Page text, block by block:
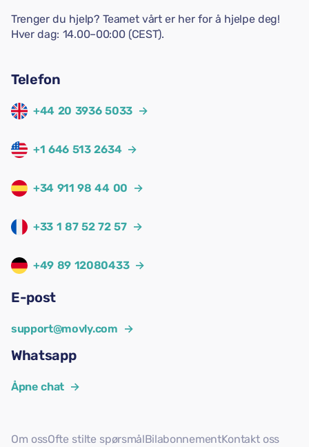
Trenger du hjelp? Teamet vårt er her for å hjelpe deg!
Hver dag: 14.00–00:00 (CEST).
Telefon
+44 20 3936 5033 →
+1 646 513 2634 →
+34 911 98 44 00 →
+33 1 87 52 72 57 →
+49 89 12080433 →
E-post
support@movly.com →
Whatsapp
Åpne chat →
Om ossOfte stilte spørsmålBilabonnementKontakt oss